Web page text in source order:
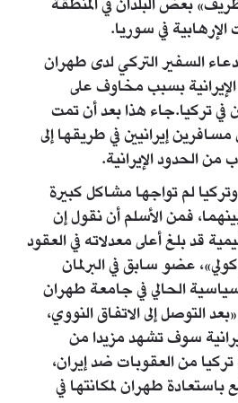
بعض البلدان في المنطقة
في سوريا.
السفير التركي لدى طهران
بسبب مخاوف على
في تركيا.جاء هذا بعد أن تمت
إيرانيين في طريقها إلى
من الحدود الإيرانية.
لم تواجها مشاكل كبيرة
فمن الأسلم أن نقول إن
قد بلغ أعلى معدلاته في العقود
عضو سابق في البرلمان
الحالي في جامعة طهران
التوصل إلى الاتفاق النووي،
سوف تشهد مزيدا من
من العقوبات ضد إيران،
طهران لمكانتها في